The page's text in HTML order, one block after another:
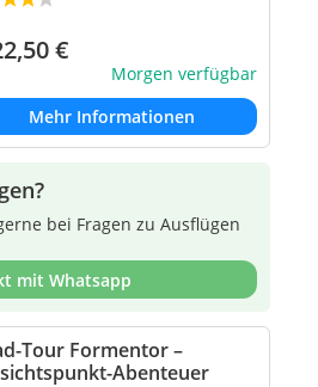
€
Morgen verfügbar
Mehr Informationen
bei Fragen zu Ausflügen
mit Whatsapp
Tour Formentor –
Abenteuer